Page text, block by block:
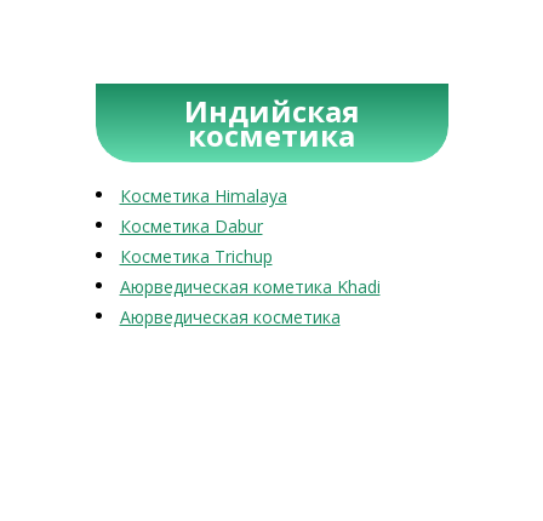
Индийская
косметика
Косметика Himalaya
Косметика Dabur
Косметика Trichup
Аюрведическая кометика Khadi
Аюрведическая косметика